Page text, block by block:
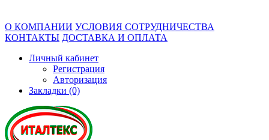
О КОМПАНИИ УСЛОВИЯ СОТРУДНИЧЕСТВА
КОНТАКТЫ ДОСТАВКА И ОПЛАТА
Личный кабинет
Регистрация
Авторизация
Закладки (0)